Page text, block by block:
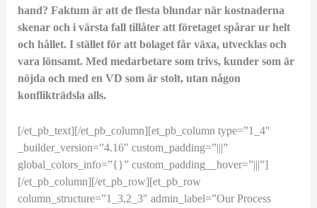
hand? Faktum är att de flesta blundar när kostnaderna
skenar och i värsta fall tillåter att företaget spårar ur helt
och hållet. I stället för att bolaget får växa, utvecklas och
vara lönsamt. Med medarbetare som trivs, kunder som är
nöjda och med en VD som är stolt, utan någon
konflikträdsla alls.
[/et_pb_text][/et_pb_column][et_pb_column type=”1_4″
_builder_version=”4.16″ custom_padding=”|||”
global_colors_info=”{}” custom_padding__hover=”|||”]
[/et_pb_column][/et_pb_row][et_pb_row
column_structure=”1_3,2_3″ admin_label=”Our Process